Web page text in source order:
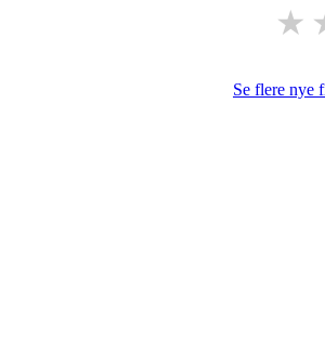
★
Se flere nye